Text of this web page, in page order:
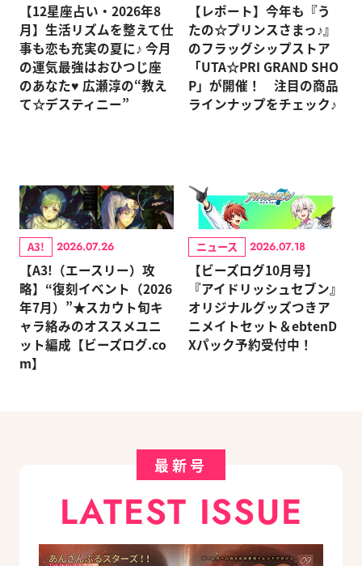
【12星座占い・2026年8
月】生活リズムを整えて仕
事も恋も充実の夏に♪ 今月
の運気最強はおひつじ座
のあなた♥ 広瀬淳の“教え
て☆デスティニー”
【レポート】今年も『う
たの☆プリンスさまっ♪』
のフラッグシップストア
「UTA☆PRI GRAND SHO
P」が開催！ 注目の商品
ラインナップをチェック♪
A3! 2026.07.26
【A3!（エースリー）攻
略】“復刻イベント（2026
年7月）”★スカウト旬キ
ャラ絡みのオススメユニ
ット編成【ビーズログ.co
m】
ニュース 2026.07.18
【ビーズログ10月号】
『アイドリッシュセブン』
オリジナルグッズつきア
ニメイトセット＆ebtenD
Xパック予約受付中！
最新号
LATEST ISSUE